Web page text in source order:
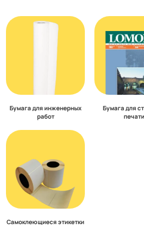
Бумага для инженерных
работ
Бумага для
печати
Самоклеющиеся этикетки